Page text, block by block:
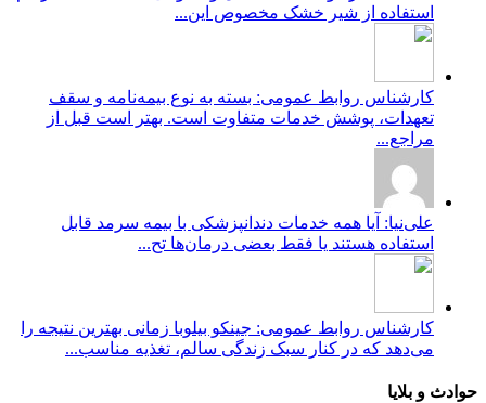
استفاده از شیر خشک مخصوص این...
کارشناس روابط عمومی: بسته به نوع بیمه‌نامه و سقف
تعهدات، پوشش خدمات متفاوت است. بهتر است قبل از
مراجع...
علی‌نیا: آیا همه خدمات دندانپزشکی با بیمه سرمد قابل
استفاده هستند یا فقط بعضی درمان‌ها تح...
کارشناس روابط عمومی: جینکو بیلوبا زمانی بهترین نتیجه را
می‌دهد که در کنار سبک زندگی سالم، تغذیه مناسب...
حوادث و بلایا